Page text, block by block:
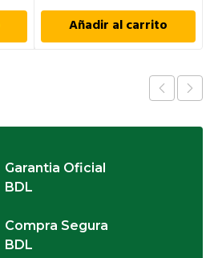
Añadir al carrito
Garantia Oficial
BDL
Compra Segura
BDL